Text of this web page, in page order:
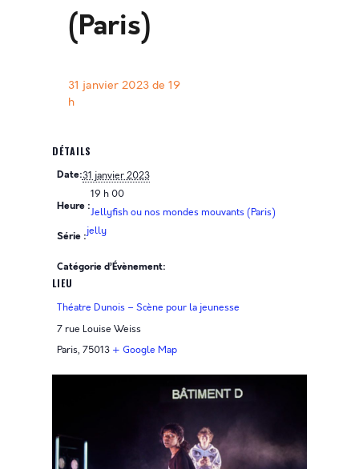
(Paris)
31 janvier 2023 de 19
h
DÉTAILS
Date:31 janvier 2023
Heure :
19 h 00
Série :
Jellyfish ou nos mondes mouvants (Paris)
Catégorie d’Évènement:
jelly
LIEU
Théatre Dunois – Scène pour la jeunesse
7 rue Louise Weiss
Paris, 75013 + Google Map